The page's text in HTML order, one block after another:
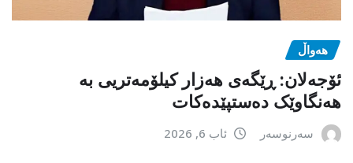
هەواڵ
ئۆجەلان: ڕێگەی هەزار کیلۆمەتریی بە
هەنگاوێک دەستپێدەکات
سەرنوسەر ئاب 6, 2026